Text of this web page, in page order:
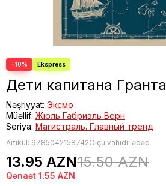
−10%
Дети капитана Гранта
Nəşriyyat: Эксмо
Müəllif: Жюль Габриэль Верн
Seriya: Магистраль. Главный тренд
Artikul: 9785042158742Ölçü vahidi: ədəd
13.95 AZN15.50 AZN
Qənaət 1.55 AZN